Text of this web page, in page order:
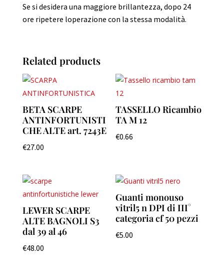
Se si desidera una maggiore brillantezza, dopo 24
ore ripetere loperazione con la stessa modalità.
Related products
BETA SCARPE
ANTINFORTUNISTI
CHE ALTE art. 7243E
€27.00
TASSELLO Ricambio
TA M 12
€0.66
LEWER SCARPE
ALTE BAGNOLI S3
dal 39 al 46
€48.00
Guanti monouso
vitril5 n DPI di III°
categoria cf 50 pezzi
€5.00